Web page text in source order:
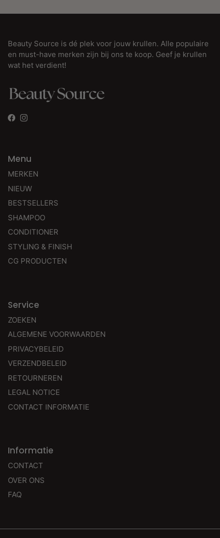
Beauty Source is dé plek voor jouw krullen. Alle populaire
en must-have merken zijn bij ons te koop. Geef je krullen
wat het verdient!
Facebook
Instagram
Menu
MERKEN
NIEUW
BESTSELLERS
SHAMPOO
CONDITIONER
STYLING & FINISH
CG PRODUCTEN
Service
ZOEKEN
ALGEMENE VOORWAARDEN
PRIVACYBELEID
VERZENDBELEID
RETOURNEREN
LEGAL NOTICE
CONTACT INFORMATIE
Informatie
CONTACT
OVER ONS
FAQ